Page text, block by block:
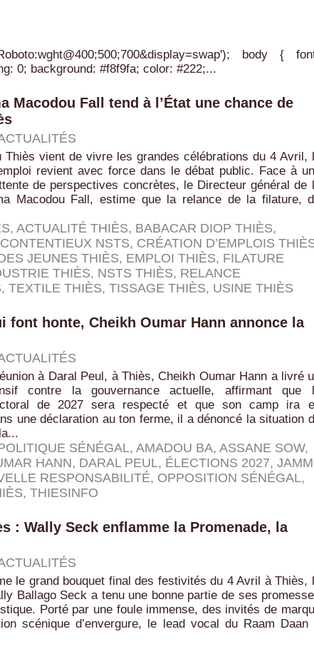
body {
0; background: #f8f9fa; color: #222;...
Macodou Fall tend à l’État une chance de
Thiès vient de vivre les grandes célébrations du 4 Avril,
revient avec force dans le débat public. Face à
de perspectives concrètes, le Directeur général de
Macodou Fall, estime que la relance de la filature,
, ACTUALITÉ THIÈS, BABACAR DIOP THIÈS,
CONTENTIEUX NSTS, CRÉATION D’EMPLOIS
JEUNES THIÈS, EMPLOI THIÈS, FILATURE
THIÈS, NSTS THIÈS, RELANCE
, TEXTILE THIÈS, TISSAGE THIÈS, USINE THIÈS
font honte, Cheikh Oumar Hann annonce la
à Daral Peul, à Thiès, Cheikh Oumar Hann a livré
contre la gouvernance actuelle, affirmant que
de 2027 sera respecté et que son camp ira
une déclaration au ton ferme, il a dénoncé la situation
SÉNÉGAL, AMADOU BA, ASSANE SOW,
HANN, DARAL PEUL, ÉLECTIONS 2027, JAMM
RESPONSABILITÉ, OPPOSITION SÉNÉGAL,
, THIESINFO
: Wally Seck enflamme la Promenade, la
le grand bouquet final des festivités du 4 Avril à Thiès,
Ballago Seck a tenu une bonne partie de ses
Porté par une foule immense, des invités de
scénique d’envergure, le lead vocal du Raam Daan